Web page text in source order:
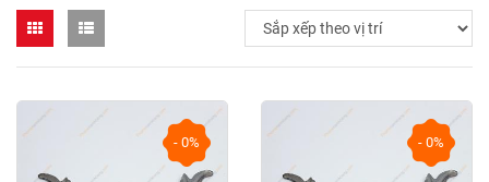
- 0% - 0%